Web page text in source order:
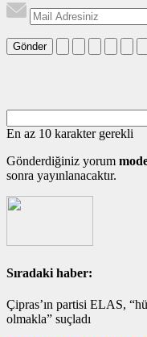
Gönder
En az 10 karakter gerekli
Gönderdiğiniz yorum
sonra yayınlanacaktır.
Sıradaki haber:
Çipras’ın partisi ELAS,
olmakla” suçladı